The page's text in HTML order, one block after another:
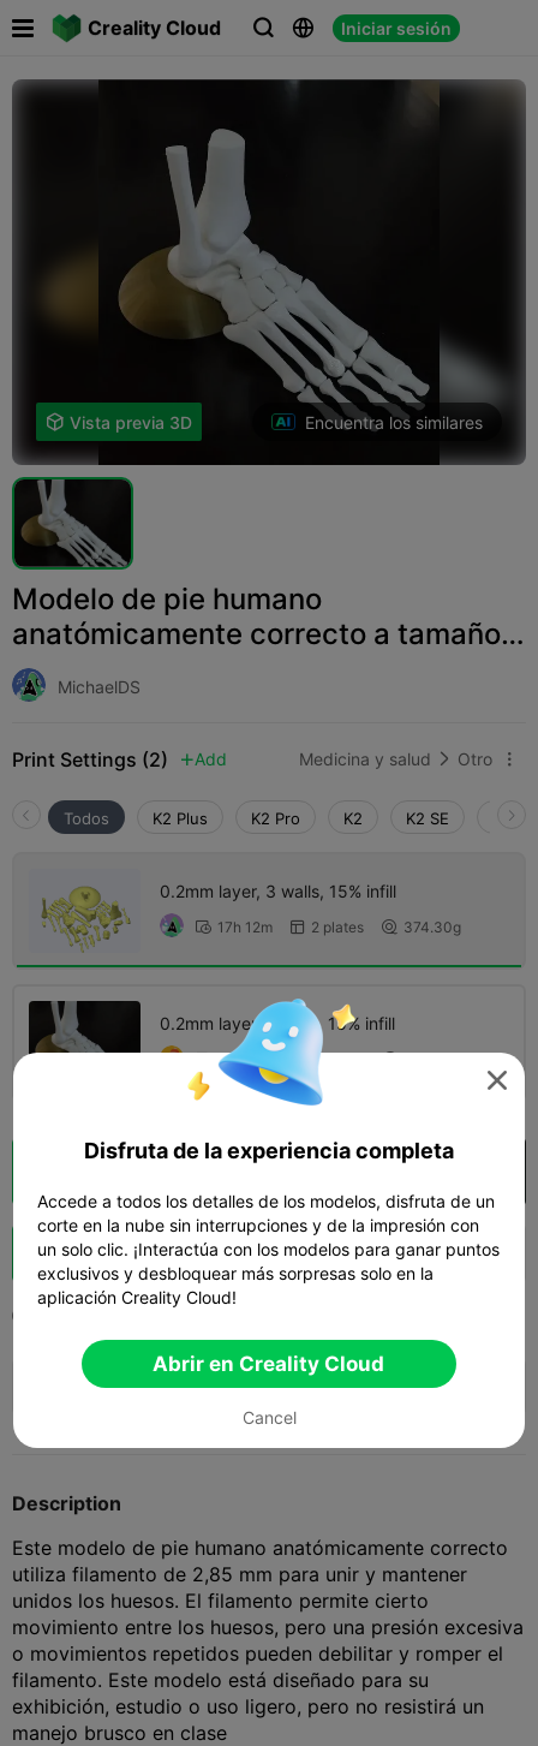
Creality Cloud   Iniciar sesión
 
 Vista previa 3D Encuentra los similares
Modelo de pie humano
anatómicamente correcto a tamaño
real
MichaelDS
Print Settings (2)  Add Medicina y salud  Otro 
Todos K2 Plus K2 Pro K2 K2 SE
0.2mm layer, 3 walls, 15% infill
 17h 12m  2 plates  374.30g
0.2mm layer, 2 walls, 15% infill
11h 20m 5 plates
 Impulso 147 146  2 

🚀 SPARKX i7 Series — Now Only $229
Description
Este modelo de pie humano anatómicamente correcto
utiliza filamento de 2,85 mm para unir y mantener
unidos los huesos. El filamento permite cierto
movimiento entre los huesos, pero una presión excesiva
o movimientos repetidos pueden debilitar y romper el
filamento. Este modelo está diseñado para su
exhibición, estudio o uso ligero, pero no resistirá un
manejo brusco en clase

Disfruta de la experiencia completa
Accede a todos los detalles de los modelos, disfruta de un
corte en la nube sin interrupciones y de la impresión con
un solo clic. ¡Interactúa con los modelos para ganar puntos
exclusivos y desbloquear más sorpresas solo en la
aplicación Creality Cloud!
Abrir en Creality Cloud
Cancel